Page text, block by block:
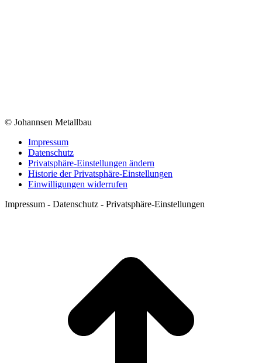
© Johannsen Metallbau
Impressum
Datenschutz
Privatsphäre-Einstellungen ändern
Historie der Privatsphäre-Einstellungen
Einwilligungen widerrufen
Impressum - Datenschutz - Privatsphäre-Einstellungen